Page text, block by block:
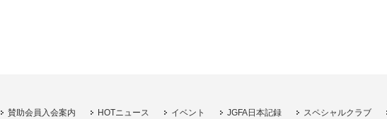
賛助会員入会案内 HOTニュース イベント JGFA日本記録 スペシャルクラブ